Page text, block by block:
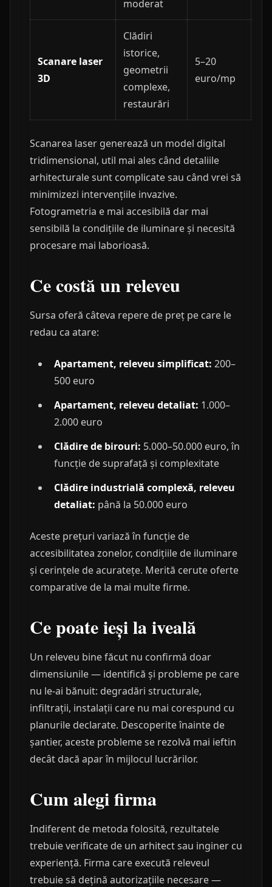
moderat
Scanare laser
3D
Clădiri
istorice,
geometrii
complexe,
restaurări
5–20
euro/mp
Scanarea laser generează un model digital
tridimensional, util mai ales când detaliile
arhitecturale sunt complicate sau când vrei să
minimizezi intervențiile invazive.
Fotogrametria e mai accesibilă dar mai
sensibilă la condițiile de iluminare și necesită
procesare mai laborioasă.
Ce costă un releveu
Sursa oferă câteva repere de preț pe care le
redau ca atare:
Apartament, releveu simplificat: 200–
500 euro
Apartament, releveu detaliat: 1.000–
2.000 euro
Clădire de birouri: 5.000–50.000 euro, în
funcție de suprafață și complexitate
Clădire industrială complexă, releveu
detaliat: până la 50.000 euro
Aceste prețuri variază în funcție de
accesibilitatea zonelor, condițiile de iluminare
și cerințele de acuratețe. Merită cerute oferte
comparative de la mai multe firme.
Ce poate ieși la iveală
Un releveu bine făcut nu confirmă doar
dimensiunile — identifică și probleme pe care
nu le-ai bănuit: degradări structurale,
infiltrații, instalații care nu mai corespund cu
planurile declarate. Descoperite înainte de
șantier, aceste probleme se rezolvă mai ieftin
decât dacă apar în mijlocul lucrărilor.
Cum alegi firma
Indiferent de metoda folosită, rezultatele
trebuie verificate de un arhitect sau inginer cu
experiență. Firma care execută releveul
trebuie să dețină autorizațiile necesare —